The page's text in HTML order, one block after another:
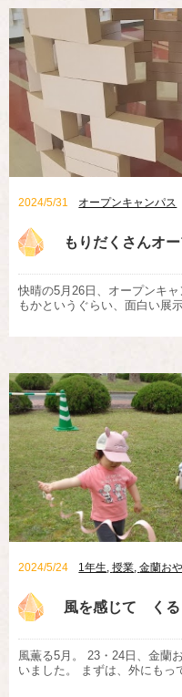
2024/5/31 オープンキャンパス
もりだくさんオ
快晴の5月26日、オープンキ
もかというぐらい、面白い展
2024/5/24 1年生,授業,金蘭お
風を感じて くる
風薫る5月。 23・24日、金蘭
いました。 まずは、外にもっ